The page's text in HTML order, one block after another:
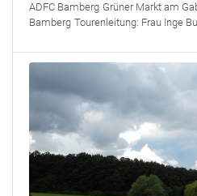
ADFC Bamberg Grüner Markt am
Bamberg Tourenleitung: Frau Inge